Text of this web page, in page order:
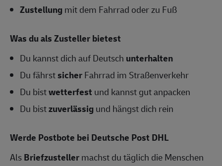
Zustellungmit dem Fahrrad oder zu Fuß
Was du als Zusteller bietest
Du kannst dich auf Deutsch unterhalten
Du fährstsicherFahrrad im Straßenverkehr
Du bistwetterfest und kannst gut anpacken
Du bistzuverlässigund hängst dich rein
Werde Postbote bei Deutsche Post DHL
AlsBriefzustellermachst du täglich die Menschen